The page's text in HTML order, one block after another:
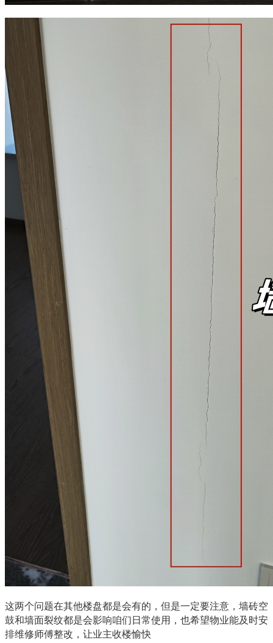
这两个问题在其他楼盘都是会有的，但是一定要注意，墙砖空
鼓和墙面裂纹都是会影响咱们日常使用，也希望物业能及时安
排维修师傅整改，让业主收楼愉快